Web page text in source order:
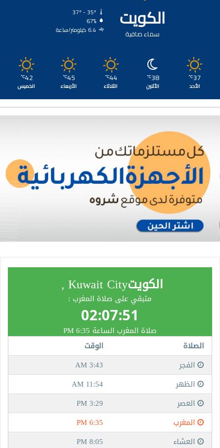
الكويت
سماء صافية
67%
6.4 كيلومتر/ساعة
37
℃
الأحد
38
℃
الأثنين
44
℃
الثلاثاء
45
℃
الأربعاء
42
℃
الخميس